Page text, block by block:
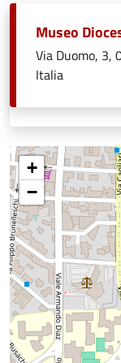
Museo
Via Duomo, 3,
Italia
+
−